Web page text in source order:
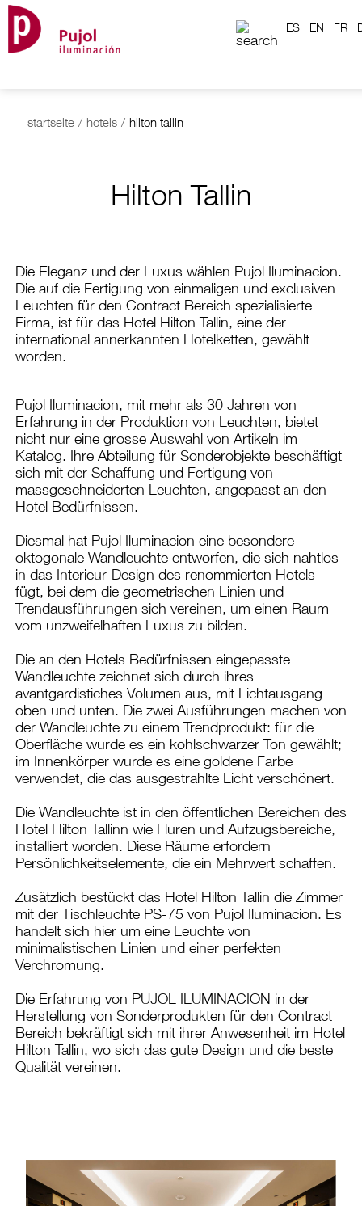
ES EN FR
startseite / hotels / hilton tallin
Hilton Tallin
Die Eleganz und der Luxus wählen Pujol Iluminacion.
Die auf die Fertigung von einmaligen und exclusiven
Leuchten für den Contract Bereich spezialisierte
Firma, ist für das Hotel Hilton Tallin, eine der
international annerkannten Hotelketten, gewählt
worden.
Pujol Iluminacion, mit mehr als 30 Jahren von
Erfahrung in der Produktion von Leuchten, bietet
nicht nur eine grosse Auswahl von Artikeln im
Katalog. Ihre Abteilung für Sonderobjekte beschäftigt
sich mit der Schaffung und Fertigung von
massgeschneiderten Leuchten, angepasst an den
Hotel Bedürfnissen.
Diesmal hat Pujol Iluminacion eine besondere
oktogonale Wandleuchte entworfen, die sich nahtlos
in das Interieur-Design des renommierten Hotels
fügt, bei dem die geometrischen Linien und
Trendausführungen sich vereinen, um einen Raum
vom unzweifelhaften Luxus zu bilden.
Die an den Hotels Bedürfnissen eingepasste
Wandleuchte zeichnet sich durch ihres
avantgardistiches Volumen aus, mit Lichtausgang
oben und unten. Die zwei Ausführungen machen von
der Wandleuchte zu einem Trendprodukt: für die
Oberfläche wurde es ein kohlschwarzer Ton gewählt;
im Innenkörper wurde es eine goldene Farbe
verwendet, die das ausgestrahlte Licht verschönert.
Die Wandleuchte ist in den öffentlichen Bereichen des
Hotel Hilton Tallinn wie Fluren und Aufzugsbereiche,
installiert worden. Diese Räume erfordern
Persönlichkeitselemente, die ein Mehrwert schaffen.
Zusätzlich bestückt das Hotel Hilton Tallin die Zimmer
mit der Tischleuchte PS-75 von Pujol Iluminacion. Es
handelt sich hier um eine Leuchte von
minimalistischen Linien und einer perfekten
Verchromung.
Die Erfahrung von PUJOL ILUMINACION in der
Herstellung von Sonderprodukten für den Contract
Bereich bekräftigt sich mit ihrer Anwesenheit im Hotel
Hilton Tallin, wo sich das gute Design und die beste
Qualität vereinen.